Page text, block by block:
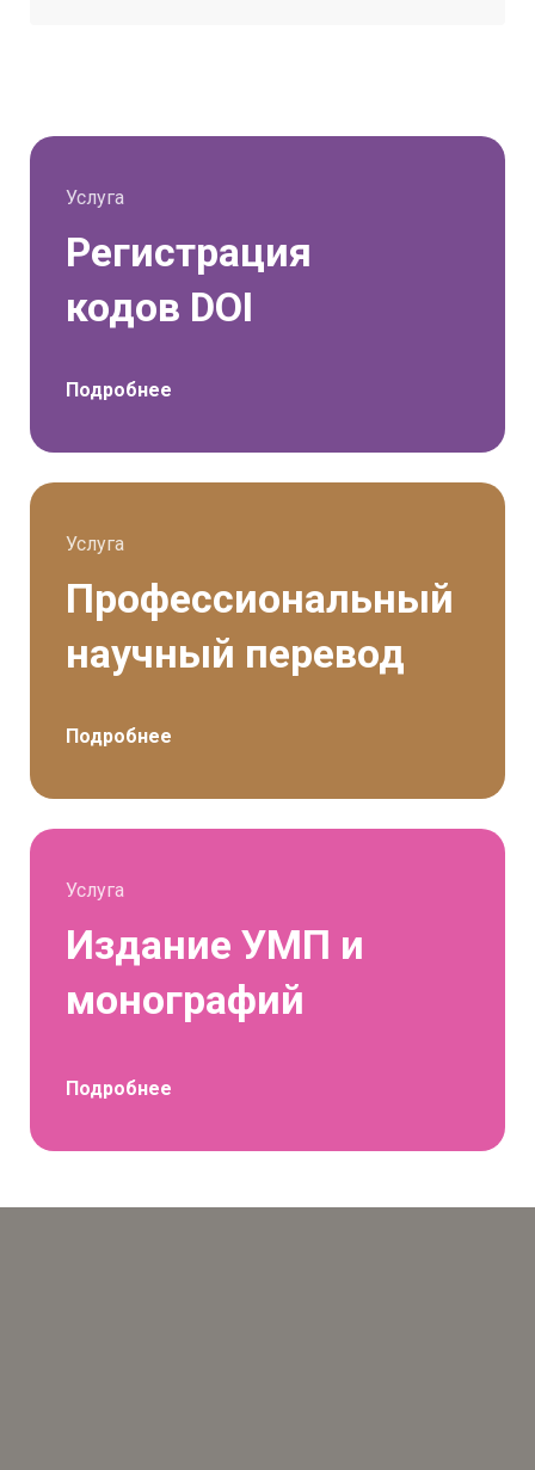
Услуга
Регистрация
кодов DOI
Подробнее
Услуга
Профессиональный
научный перевод
Подробнее
Услуга
Издание УМП и
монографий
Подробнее